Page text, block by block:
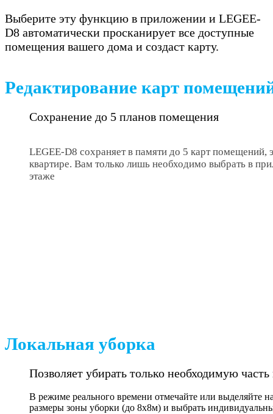
Выберите эту функцию в приложении и LEGEE-
D8 автоматически просканирует все доступные
помещения вашего дома и создаст карту.
Редактирование карт
Сохранение до 5 планов помещения
LEGEE-D8 cохраняет в памяти до 5 карт помещений,
квартире. Вам только лишь необходимо выбрать в
этаже
Локальная уборка
Позволяет убирать только необходимую
В режиме реального времени отмечайте или выделяйте
размеры зоны уборки (до 8х8м) и выбрать